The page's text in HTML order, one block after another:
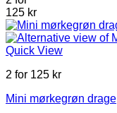
125 kr
Quick View
2 for 125 kr
Mini mørkegrøn drage